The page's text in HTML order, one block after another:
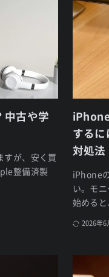
中古や学
すが、安く買
整備済製
するに
対処法
iPhone
い。モ
始める
2026年6